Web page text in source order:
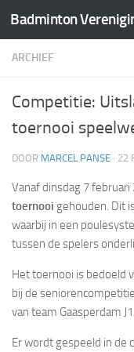
Doorgaan naar
Badminton
ARCHIEF
Competitie:
toernooi
DOOR MARCEL PANSE · 22
Vanaf dinsdag 7
toernooi gehouden. Dit
waarbij in een
tussen de spelers
Het toernooi is bedoeld
bij de
van team Gaasperdam J1.
Er wordt gespeeld in de